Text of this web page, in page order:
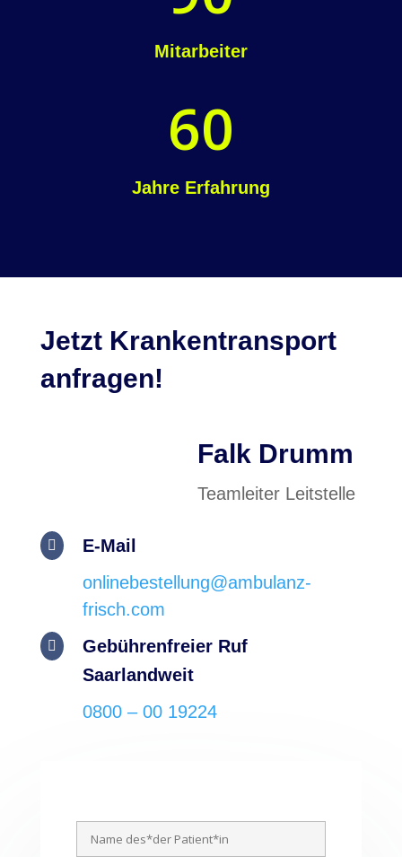
Mitarbeiter
60
Jahre Erfahrung
Jetzt Krankentransport
anfragen!
Falk Drumm
Teamleiter Leitstelle

E-Mail
onlinebestellung@ambulanz-
frisch.com

Gebührenfreier Ruf
Saarlandweit
0800 – 00 19224